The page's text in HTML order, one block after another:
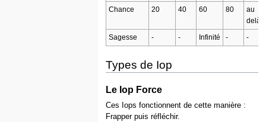
Chance
20 40 60 80
au
delà
Sagesse
- - Infinité - -
Types de Iop
Le Iop Force
Ces Iops fonctionnent de cette manière :
Frapper puis réfléchir.